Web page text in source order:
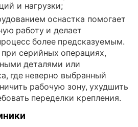
и нагрузки;
оснастка помогает
работу и делает
более предсказуемым.
серийных операциях,
деталями или
где неверно выбранный
рабочую зону, ухудшить
переделки крепления.